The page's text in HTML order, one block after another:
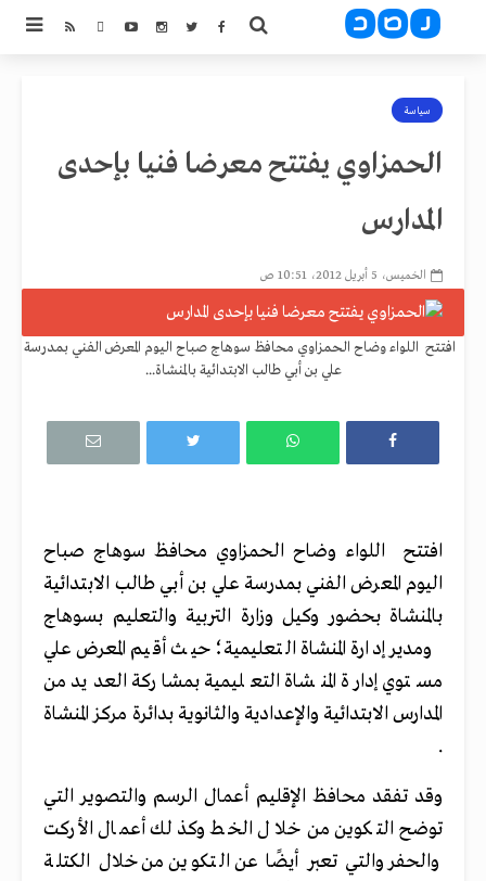
سياسة
الحمزاوي يفتتح معرضا فنيا بإحدى
المدارس
الخميس، 5 أبريل 2012، 10:51 ص
افتتح اللواء وضاح الحمزاوي محافظ سوهاج صباح اليوم المعرض الفني بمدرسة
علي بن أبي طالب الابتدائية بالمنشاة...
افتتح اللواء وضاح الحمزاوي محافظ سوهاج صباح
اليوم المعرض الفني بمدرسة علي بن أبي طالب الابتدائية
بالمنشاة بحضور وكيل وزارة التربية والتعليم بسوهاج
ومدير إدارة المنشاة التعليمية؛ حيث أقيم المعرض علي
مستوي إدارة المنشاة التعليمية بمشاركة العديد من
المدارس الابتدائية والإعدادية والثانوية بدائرة مركز المنشاة
.
وقد تفقد محافظ الإقليم أعمال الرسم والتصوير التي
توضح التكوين من خلال الخط وكذلك أعمال الأركت
والحفر والتي تعبر أيضًا عن التكوين من خلال الكتلة